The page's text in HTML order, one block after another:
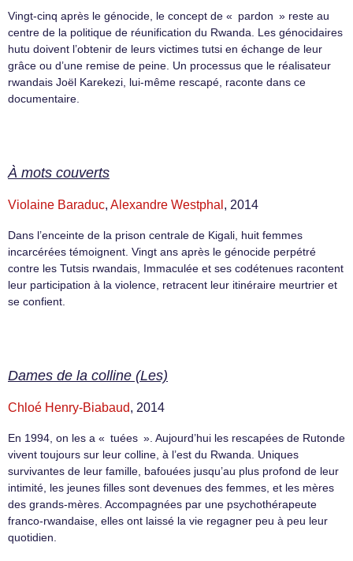
Vingt-cinq après le génocide, le concept de « pardon » reste au
centre de la politique de réunification du Rwanda. Les génocidaires
hutu doivent l’obtenir de leurs victimes tutsi en échange de leur
grâce ou d’une remise de peine. Un processus que le réalisateur
rwandais Joël Karekezi, lui-même rescapé, raconte dans ce
documentaire.
À mots couverts
Violaine Baraduc, Alexandre Westphal , 2014
Dans l’enceinte de la prison centrale de Kigali, huit femmes
incarcérées témoignent. Vingt ans après le génocide perpétré
contre les Tutsis rwandais, Immaculée et ses codétenues racontent
leur participation à la violence, retracent leur itinéraire meurtrier et
se confient.
Dames de la colline (Les)
Chloé Henry-Biabaud, 2014
En 1994, on les a « tuées ». Aujourd’hui les rescapées de Rutonde
vivent toujours sur leur colline, à l’est du Rwanda. Uniques
survivantes de leur famille, bafouées jusqu’au plus profond de leur
intimité, les jeunes filles sont devenues des femmes, et les mères
des grands-mères. Accompagnées par une psychothérapeute
franco-rwandaise, elles ont laissé la vie regagner peu à peu leur
quotidien.